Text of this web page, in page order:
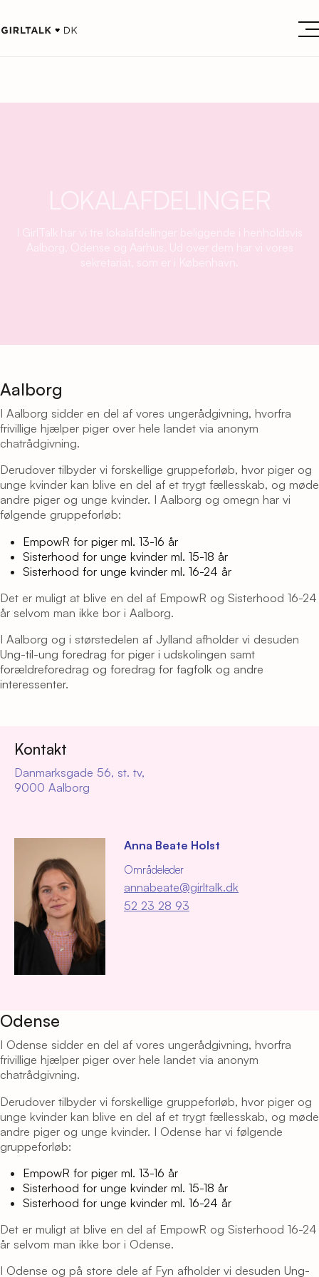
LOKALAFDELINGER
I GirlTalk har vi tre lokalafdelinger beliggende i henholdsvis
Aalborg, Odense og Aarhus. Ud over dem har vi vores
sekretariat, som er i København.
Kontakt
Danmarksgade 56, st. tv,
9000 Aalborg
Anna Beate Holst
Områdeleder
annabeate@girltalk.dk
52 23 28 93
Aalborg
I Aalborg sidder en del af vores ungerådgivning, hvorfra
frivillige hjælper piger over hele landet via anonym
chatrådgivning.
Derudover tilbyder vi forskellige gruppeforløb, hvor piger og
unge kvinder kan blive en del af et trygt fællesskab, og møde
andre piger og unge kvinder. I Aalborg og omegn har vi
følgende gruppeforløb:
EmpowR for piger ml. 13-16 år
Sisterhood for unge kvinder ml. 15-18 år
Sisterhood for unge kvinder ml. 16-24 år
Det er muligt at blive en del af EmpowR og Sisterhood 16-24
år selvom man ikke bor i Aalborg.
I Aalborg og i størstedelen af Jylland afholder vi desuden
Ung-til-ung foredrag for piger i udskolingen samt
forældreforedrag og foredrag for fagfolk og andre
interessenter.
Odense
I Odense sidder en del af vores ungerådgivning, hvorfra
frivillige hjælper piger over hele landet via anonym
chatrådgivning.
Derudover tilbyder vi forskellige gruppeforløb, hvor piger og
unge kvinder kan blive en del af et trygt fællesskab, og møde
andre piger og unge kvinder. I Odense har vi følgende
gruppeforløb:
EmpowR for piger ml. 13-16 år
Sisterhood for unge kvinder ml. 15-18 år
Sisterhood for unge kvinder ml. 16-24 år
Det er muligt at blive en del af EmpowR og Sisterhood 16-24
år selvom man ikke bor i Odense.
I Odense og på store dele af Fyn afholder vi desuden Ung-